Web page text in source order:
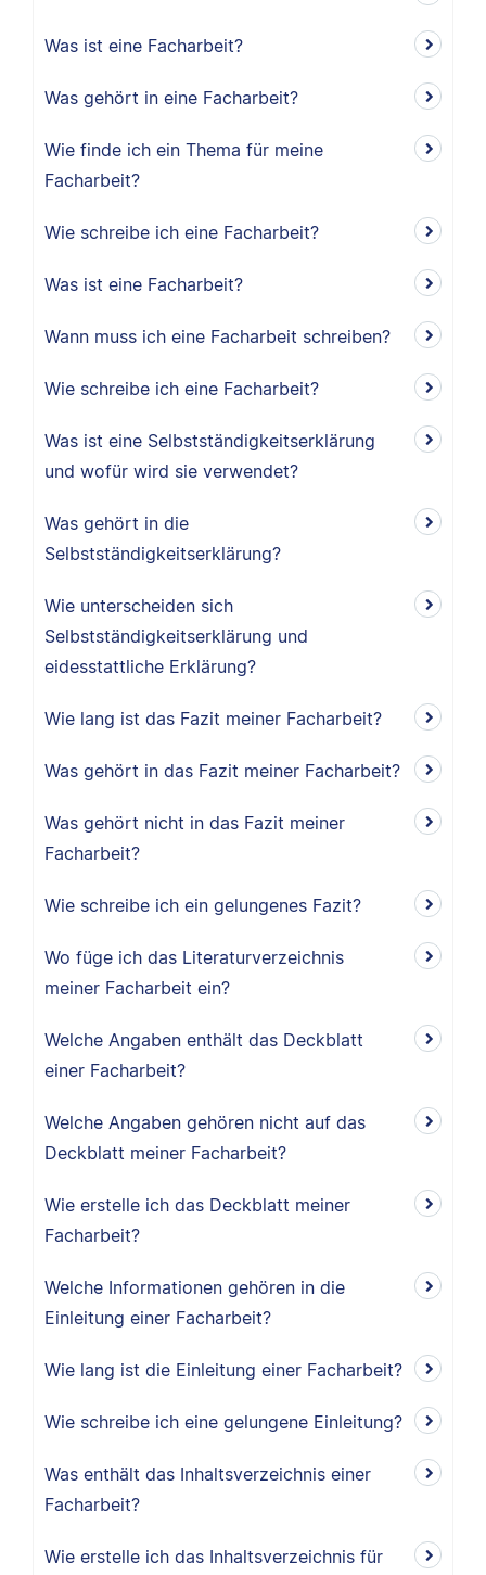
Was ist eine Facharbeit?
Was gehört in eine Facharbeit?
Wie finde ich ein Thema für meine
Facharbeit?
Wie schreibe ich eine Facharbeit?
Was ist eine Facharbeit?
Wann muss ich eine Facharbeit schreiben?
Wie schreibe ich eine Facharbeit?
Was ist eine Selbstständigkeitserklärung
und wofür wird sie verwendet?
Was gehört in die
Selbstständigkeitserklärung?
Wie unterscheiden sich
Selbstständigkeitserklärung und
eidesstattliche Erklärung?
Wie lang ist das Fazit meiner Facharbeit?
Was gehört in das Fazit meiner Facharbeit?
Was gehört nicht in das Fazit meiner
Facharbeit?
Wie schreibe ich ein gelungenes Fazit?
Wo füge ich das Literaturverzeichnis
meiner Facharbeit ein?
Welche Angaben enthält das Deckblatt
einer Facharbeit?
Welche Angaben gehören nicht auf das
Deckblatt meiner Facharbeit?
Wie erstelle ich das Deckblatt meiner
Facharbeit?
Welche Informationen gehören in die
Einleitung einer Facharbeit?
Wie lang ist die Einleitung einer Facharbeit?
Wie schreibe ich eine gelungene Einleitung?
Was enthält das Inhaltsverzeichnis einer
Facharbeit?
Wie erstelle ich das Inhaltsverzeichnis für